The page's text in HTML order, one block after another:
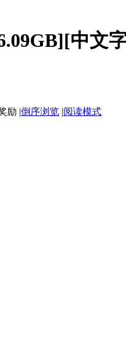
中文
|倒序浏览 |阅读模式